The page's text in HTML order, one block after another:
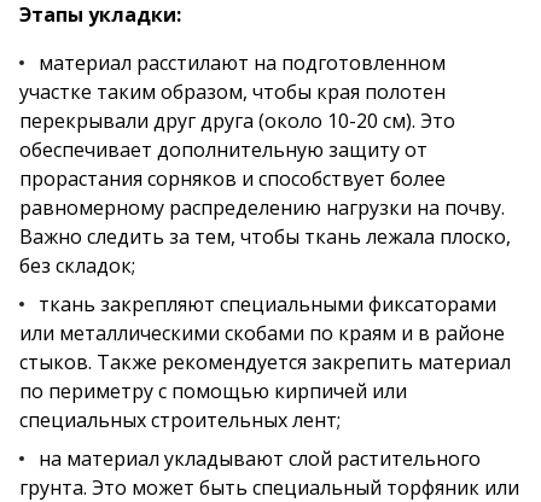
Этапы укладки:
материал расстилают на подготовленном
участке таким образом, чтобы края полотен
перекрывали друг друга (около 10-20 см). Это
обеспечивает дополнительную защиту от
прорастания сорняков и способствует более
равномерному распределению нагрузки на почву.
Важно следить за тем, чтобы ткань лежала плоско,
без складок;
ткань закрепляют специальными фиксаторами
или металлическими скобами по краям и в районе
стыков. Также рекомендуется закрепить материал
по периметру с помощью кирпичей или
специальных строительных лент;
на материал укладывают слой растительного
грунта. Это может быть специальный торфяник или